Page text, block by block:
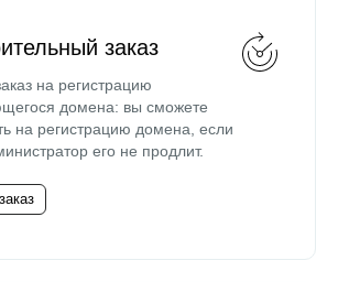
заказ
на регистрацию
домена: вы сможете
на регистрацию домена, если
его не продлит.